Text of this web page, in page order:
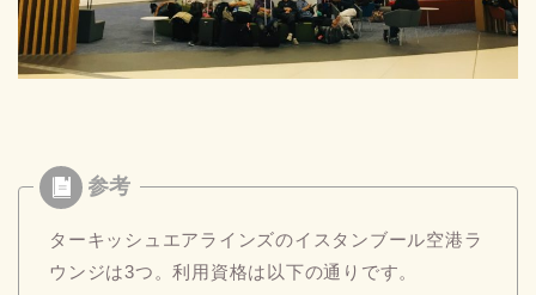
ターキッシュエアラインズのイスタンブール空港ラ
ウンジは3つ。利用資格は以下の通りです。